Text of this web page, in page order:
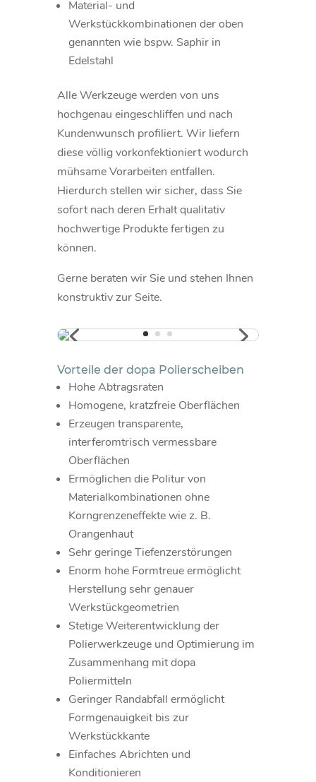
Material- und
Werkstückkombinationen der oben
genannten wie bspw. Saphir in
Edelstahl
Alle Werkzeuge werden von uns
hochgenau eingeschliffen und nach
Kundenwunsch profiliert. Wir liefern
diese völlig vorkonfektioniert wodurch
mühsame Vorarbeiten entfallen.
Hierdurch stellen wir sicher, dass Sie
sofort nach deren Erhalt qualitativ
hochwertige Produkte fertigen zu
können.
Gerne beraten wir Sie und stehen Ihnen
konstruktiv zur Seite.
Vorteile der dopa Polierscheiben
Hohe Abtragsraten
Homogene, kratzfreie Oberflächen
Erzeugen transparente,
interferomtrisch vermessbare
Oberflächen
Ermöglichen die Politur von
Materialkombinationen ohne
Korngrenzeneffekte wie z. B.
Orangenhaut
Sehr geringe Tiefenzerstörungen
Enorm hohe Formtreue ermöglicht
Herstellung sehr genauer
Werkstückgeometrien
Stetige Weiterentwicklung der
Polierwerkzeuge und Optimierung im
Zusammenhang mit dopa
Poliermitteln
Geringer Randabfall ermöglicht
Formgenauigkeit bis zur
Werkstückkante
Einfaches Abrichten und
Konditionieren